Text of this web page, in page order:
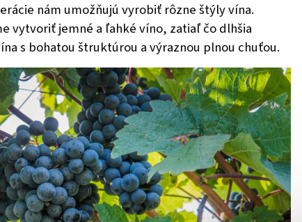
nám umožňujú vyrobiť rôzne štýly vína.
vytvoriť jemné a ľahké víno, zatiaľ čo dlhšia
s bohatou štruktúrou a výraznou plnou chuťou.